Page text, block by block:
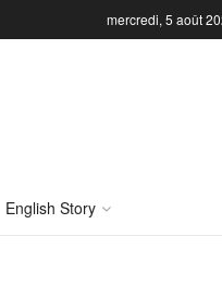
mercredi, 5 août
English Story